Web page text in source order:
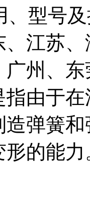
、型号
江苏
广州、
由于
弹簧
形的能力